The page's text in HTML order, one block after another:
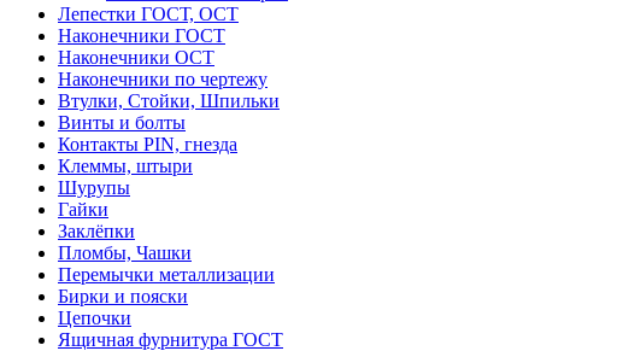
Лепестки ГОСТ, ОСТ
Наконечники ГОСТ
Наконечники ОСТ
Наконечники по чертежу
Втулки, Стойки, Шпильки
Винты и болты
Контакты PIN, гнезда
Клеммы, штыри
Шурупы
Гайки
Заклёпки
Пломбы, Чашки
Перемычки металлизации
Бирки и пояски
Цепочки
Ящичная фурнитура ГОСТ